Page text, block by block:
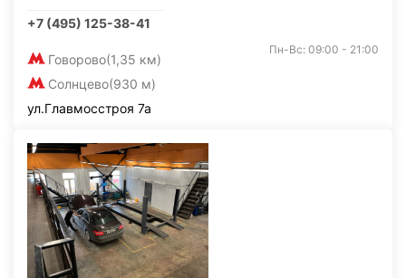
+7 (495) 125-38-41
Говорово(1,35 км)
Солнцево(930 м)
Пн-Вс: 09:00 - 21:00
ул.Главмосстроя 7а